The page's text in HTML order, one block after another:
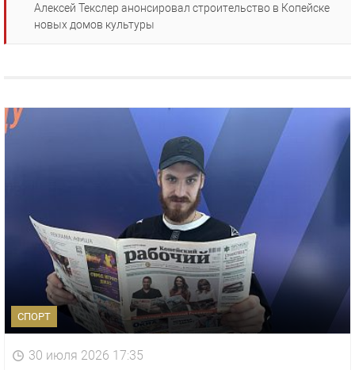
Алексей Текслер анонсировал строительство в Копейске
новых домов культуры
СПОРТ
30 июля 2026 17:35